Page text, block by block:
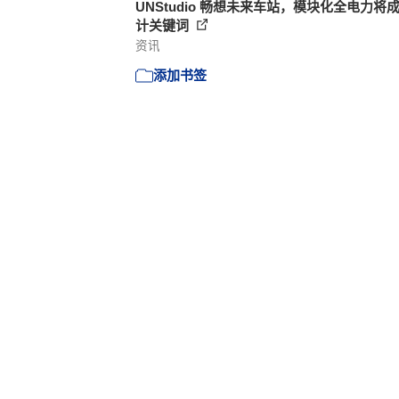
UNStudio 畅想未来车站，模块化全电力将
计关键词
资讯
添加书签